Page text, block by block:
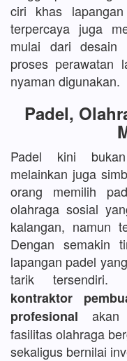
ciri khas
terpercaya juga
mulai dari desain
proses perawatan
nyaman digunakan.
Padel,
Padel kini
melainkan juga
orang memilih
olahraga sosial
kalangan, namun
Dengan semakin
lapangan padel
tarik tersendiri.
kontraktor
profesional akan
fasilitas olahraga
sekaligus bernilai